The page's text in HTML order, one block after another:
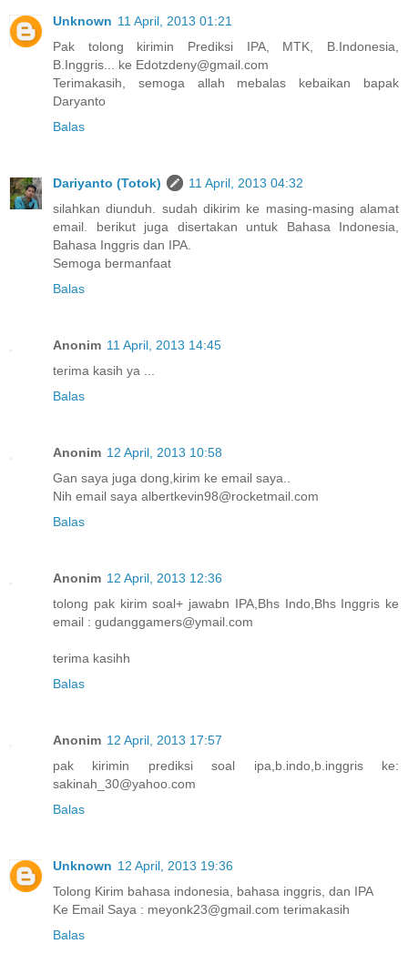
Unknown 11 April, 2013 01:21
Pak tolong kirimin Prediksi IPA, MTK, B.Indonesia,
B.Inggris... ke Edotzdeny@gmail.com
Terimakasih, semoga allah mebalas kebaikan bapak
Daryanto
Balas
Dariyanto (Totok)
11 April, 2013 04:32
silahkan diunduh. sudah dikirim ke masing-masing alamat
email. berikut juga disertakan untuk Bahasa Indonesia,
Bahasa Inggris dan IPA.
Semoga bermanfaat
Balas
Anonim 11 April, 2013 14:45
terima kasih ya ...
Balas
Anonim 12 April, 2013 10:58
Gan saya juga dong,kirim ke email saya..
Nih email saya albertkevin98@rocketmail.com
Balas
Anonim 12 April, 2013 12:36
tolong pak kirim soal+ jawabn IPA,Bhs Indo,Bhs Inggris ke
email : gudanggamers@ymail.com
terima kasihh
Balas
Anonim 12 April, 2013 17:57
pak kirimin prediksi soal ipa,b.indo,b.inggris ke:
sakinah_30@yahoo.com
Balas
Unknown 12 April, 2013 19:36
Tolong Kirim bahasa indonesia, bahasa inggris, dan IPA
Ke Email Saya : meyonk23@gmail.com terimakasih
Balas